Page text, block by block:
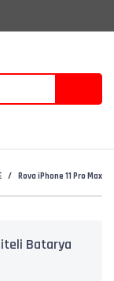
Rova iPhone 11 Pro Max
Batarya